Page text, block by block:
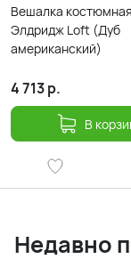
Вешалка костюмная
Элдридж Loft (Дуб
американский)
4 713р.
В
Недавно